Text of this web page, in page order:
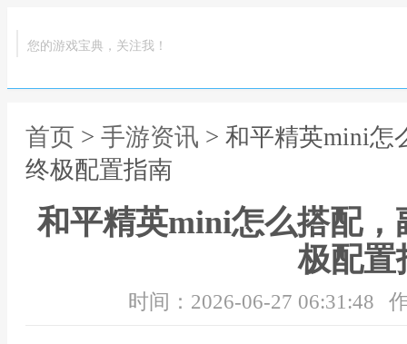
您的游戏宝典，关注我！
首页 > 手游资讯 > 和平精英mini怎
终极配置指南
和平精英mini怎么搭配
极配置
时间：2026-06-27 06:31:48